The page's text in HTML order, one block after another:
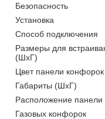
Безопасность
Установка
Способ подключения
Размеры для
(ШхГ)
Цвет панели конфорок
Габариты (ШхГ)
Расположение панели
Газовых конфорок